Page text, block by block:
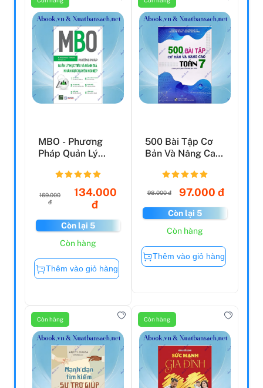
MBO - Phương
Pháp Quản Lý
Giá Nhâ...
169.000
đ
134.000
đ
Còn lại 5
Còn hàng
Thêm vào giỏ hàng
500 Bài Tập Cơ
Bản Và Nâng Cao
Và...
98.000 đ 97.000 đ
Còn lại 5
Còn hàng
Thêm vào giỏ hàng
Còn hàng Còn hàng